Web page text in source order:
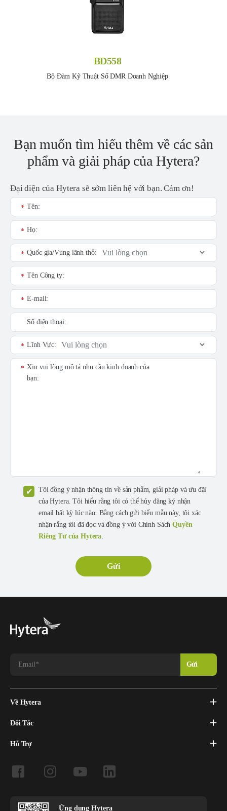
BD558
Bộ Đàm Kỹ Thuật Số DMR Doanh Nghiệp
Bạn muốn tìm hiểu thêm về các sản
phẩm và giải pháp của Hytera?
Đại diện của Hytera sẽ sớm liên hệ với bạn. Cảm ơn!
Tên:
*
Họ:
*
Quốc gia/Vùng lãnh thổ:
*
Tên Công ty:
*
E-mail:
*
Số điện thoại:
Lĩnh Vực:
*
Xin vui lòng mô tả nhu cầu kinh doanh của
bạn:
*
Tôi đồng ý nhận thông tin về sản phẩm, giải pháp và ưu đãi
của Hytera. Tôi hiểu rằng tôi có thể hủy đăng ký nhận
email bất kỳ lúc nào. Bằng cách gửi biểu mẫu này, tôi xác
nhận rằng tôi đã đọc và đồng ý với Chính SáchQuyền
Riêng Tư của Hytera.
Về Hytera
Đối Tác
Hỗ Trợ
Ứng dụng Hytera